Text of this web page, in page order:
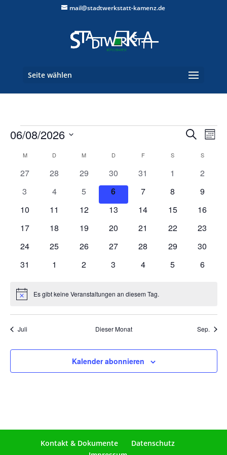
mail@stadtwerkstatt-kamenz.de
Seite wählen
Veranstaltungen
und
Suche
06/08/2026
wählen.
Kalender
von
Veranstaltungen
MMONTAG D DIENSTAGM MITTWOCH
DDONNERSTAG
FFREITAG S SAMSTAGS
0
27
0
Veranstaltungen
28
0
Veranstaltungen
29
0
Veranstaltungen
30
0
31
0
1
0
2
0
3
0
Veranstaltungen
4
0
Veranstaltungen
5
0
Veranstaltungen
6
0
7
0
8
0
9
0
10
0
11
0
12
0
13
0
14
0
15
0
16
0
17
0
18
0
19
0
20
0
21
0
22
0
23
0
24
0
25
0
26
0
27
0
28
0
29
0
30
0
31
0
1
0
2
0
3
0
4
0
5
0
6
HinweisEs gibt keine Veranstaltungen an diesem Tag.
Juli Dieser Monat Sep.
Kalender abonnieren
Kontakt & Dokumente
Datenschutz